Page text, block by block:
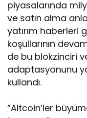
piyasalarında
ve satın alma
yatırım haberleri
koşullarının
de bu blokzinciri
adaptasyonunu
kullandı.
“Altcoin’ler